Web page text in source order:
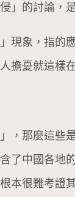
」的討論，
現象，指的
擔憂就這樣
，那麼這些
了中國各地
本很難考證